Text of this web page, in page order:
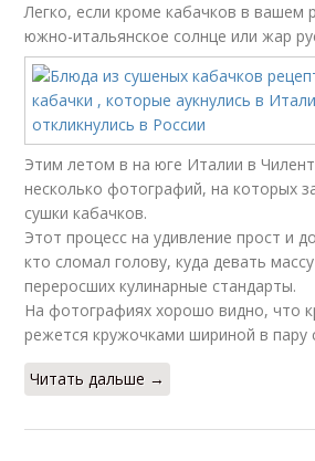
Легко, если кроме кабачков в вашем
южно-итальянское солнце или жар
Этим летом в на юге Италии в
несколько фотографий, на которых
сушки кабачков.
Этот процесс на удивление прост и
кто сломал голову, куда девать
переросших кулинарные стандарты.
На фотографиях хорошо видно, что
режется кружочками шириной в пару
Читать дальше →